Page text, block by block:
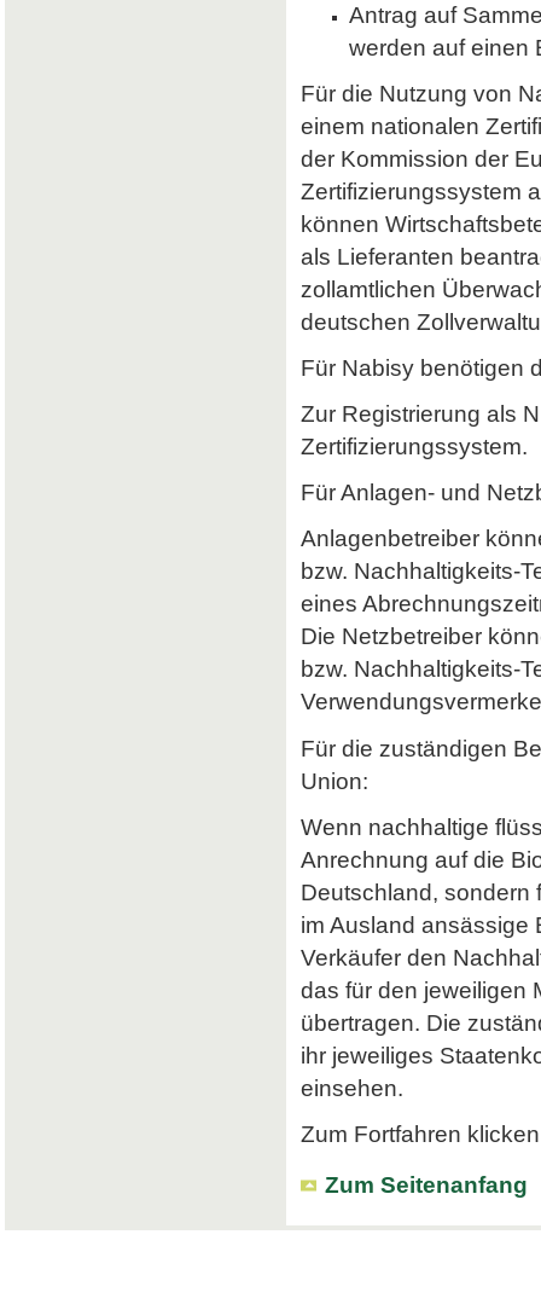
Antrag auf
werden auf einen
Für die Nutzung von
einem nationalen
der Kommission der
Zertifizierungssystem
können
als Lieferanten
zollamtlichen
deutschen
Für Nabisy benötigen
Zur Registrierung als
Zertifizierungssystem.
Für Anlagen- und
Anlagenbetreiber
bzw. Nachhaltigkeits-
eines
Die Netzbetreiber
bzw. Nachhaltigkeits-
Für die zuständigen
Union:
Wenn nachhaltige
Anrechnung auf die
Deutschland, sondern
im Ausland ansässige
Verkäufer den
das für den jeweiligen
übertragen. Die
ihr jeweiliges
einsehen.
Zum Fortfahren
Zum Seitenanfang